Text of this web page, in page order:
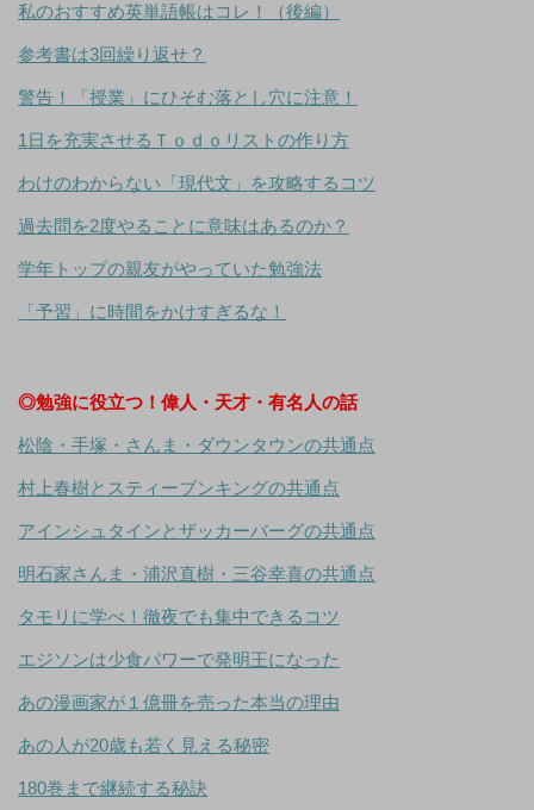
私のおすすめ英単語帳はコレ！（後編）
参考書は3回繰り返せ？
警告！「授業」にひそむ落とし穴に注意！
1日を充実させるＴｏｄｏリストの作り方
わけのわからない「現代文」を攻略するコツ
過去問を2度やることに意味はあるのか？
学年トップの親友がやっていた勉強法
「予習」に時間をかけすぎるな！
◎勉強に役立つ！偉人・天才・有名人の話
松陰・手塚・さんま・ダウンタウンの共通点
村上春樹とスティーブンキングの共通点
アインシュタインとザッカーバーグの共通点
明石家さんま・浦沢直樹・三谷幸喜の共通点
タモリに学べ！徹夜でも集中できるコツ
エジソンは少食パワーで発明王になった
あの漫画家が１億冊を売った本当の理由
あの人が20歳も若く見える秘密
180巻まで継続する秘訣